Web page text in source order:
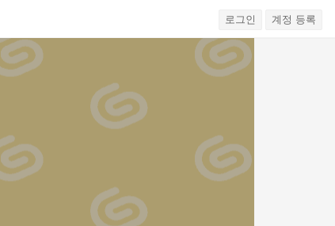
로그인 계정 등록